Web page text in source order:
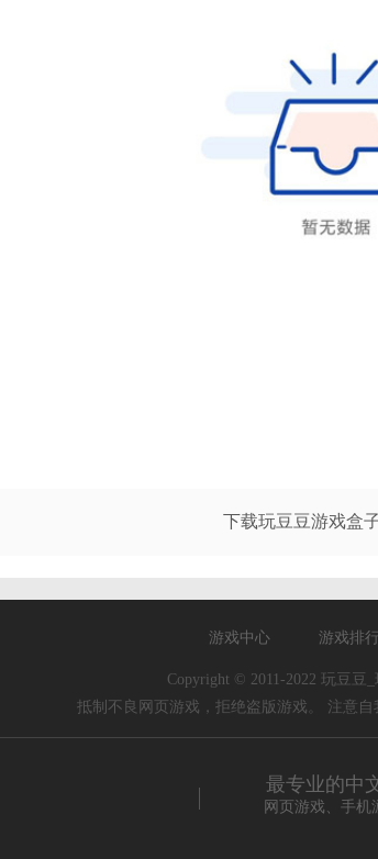
下载玩豆豆游戏盒
游戏中心 游戏排
Copyright © 2011-2022 玩豆豆
抵制不良网页游戏，拒绝盗版游戏。 注意
最专业的中
网页游戏、手机